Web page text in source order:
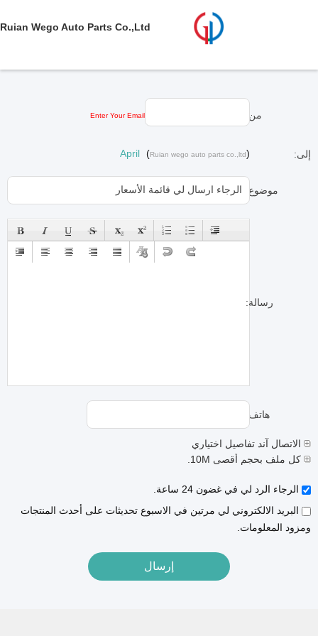
Ruian Wego Auto Parts Co.,ltd
من: Enter Your Email
إلى: April (Ruian wego auto parts co.,ltd)
موضوع:
رسالة:
هاتف:
الاتصال آند تفاصيل اختياري
كل ملف بحجم أقصى 10M.
الرجاء الرد لي في غضون 24 ساعة.
البريد الالكتروني لي مرتين في الاسبوع تحديثات على أحدث المنتجات
ومزود المعلومات.